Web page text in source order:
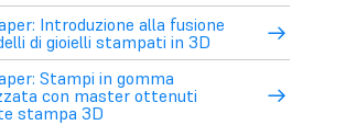
Introduzione alla fusione
di gioielli stampati in 3D
Stampi in gomma
con master ottenuti
stampa 3D